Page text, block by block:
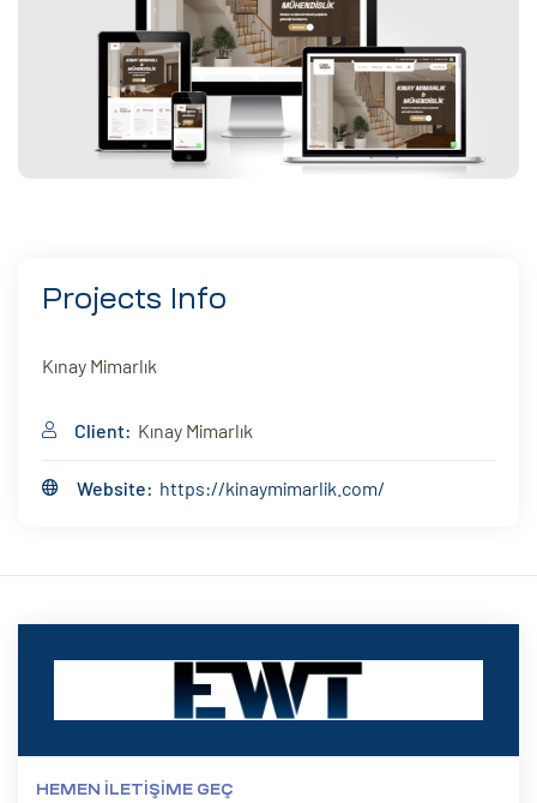
Projects Info
Kınay Mimarlık
Client: Kınay Mimarlık
Website: https://kinaymimarlik.com/
HEMEN İLETIŞIME GEÇ